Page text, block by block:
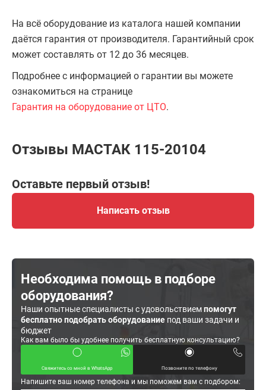
На всё оборудование из каталога нашей компании
даётся гарантия от производителя. Гарантийный срок
может составлять от 12 до 36 месяцев.
Подробнее с информацией о гарантии вы можете
ознакомиться на странице
Гарантия на оборудование от ЦТО.
Отзывы МАСТАК 115-20104
Оставьте первый отзыв!
Написать отзыв
Необходима помощь в подборе
оборудования?
Наши опытные специалисты с удовольствиемпомогут
бесплатно подобрать оборудование под ваши задачи и
бюджет
Как вам было бы удобнее получить бесплатную консультацию?
Свяжитесь со мной в WhatsApp Позвоните по телефону
Напишите ваш номер телефона и мы поможем вам с подбором: